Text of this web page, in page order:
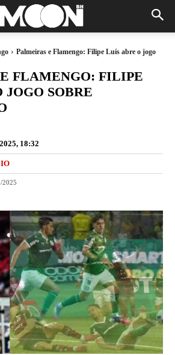
Palmeiras e Flamengo: Filipe Luís abre o jogo
FLAMENGO: FILIPE
SOBRE
18:32
2025